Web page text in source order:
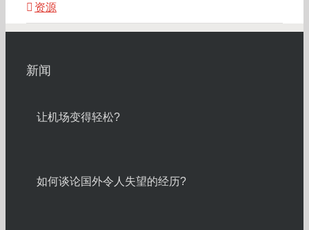
资源
新闻
让机场变得轻松?
如何谈论国外令人失望的经历?